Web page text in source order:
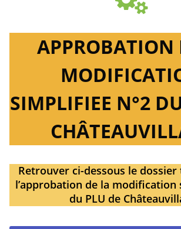
APPROBATION
SIMPLIFIEE N°2
Retrouver ci-dessous le
l’approbation de la modification
du PLU de